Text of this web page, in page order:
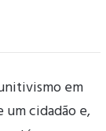
em
um cidadão e,